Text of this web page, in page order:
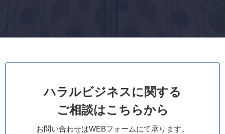
ハラルビジネスに関する
ご相談はこちらから
お問い合わせはWEBフォームにて承ります。